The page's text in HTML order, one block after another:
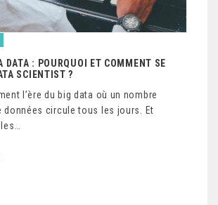
DATA : POURQUOI ET COMMENT SE
SCIENTIST ?
l’ère du big data où un nombre
données circule tous les jours. Et